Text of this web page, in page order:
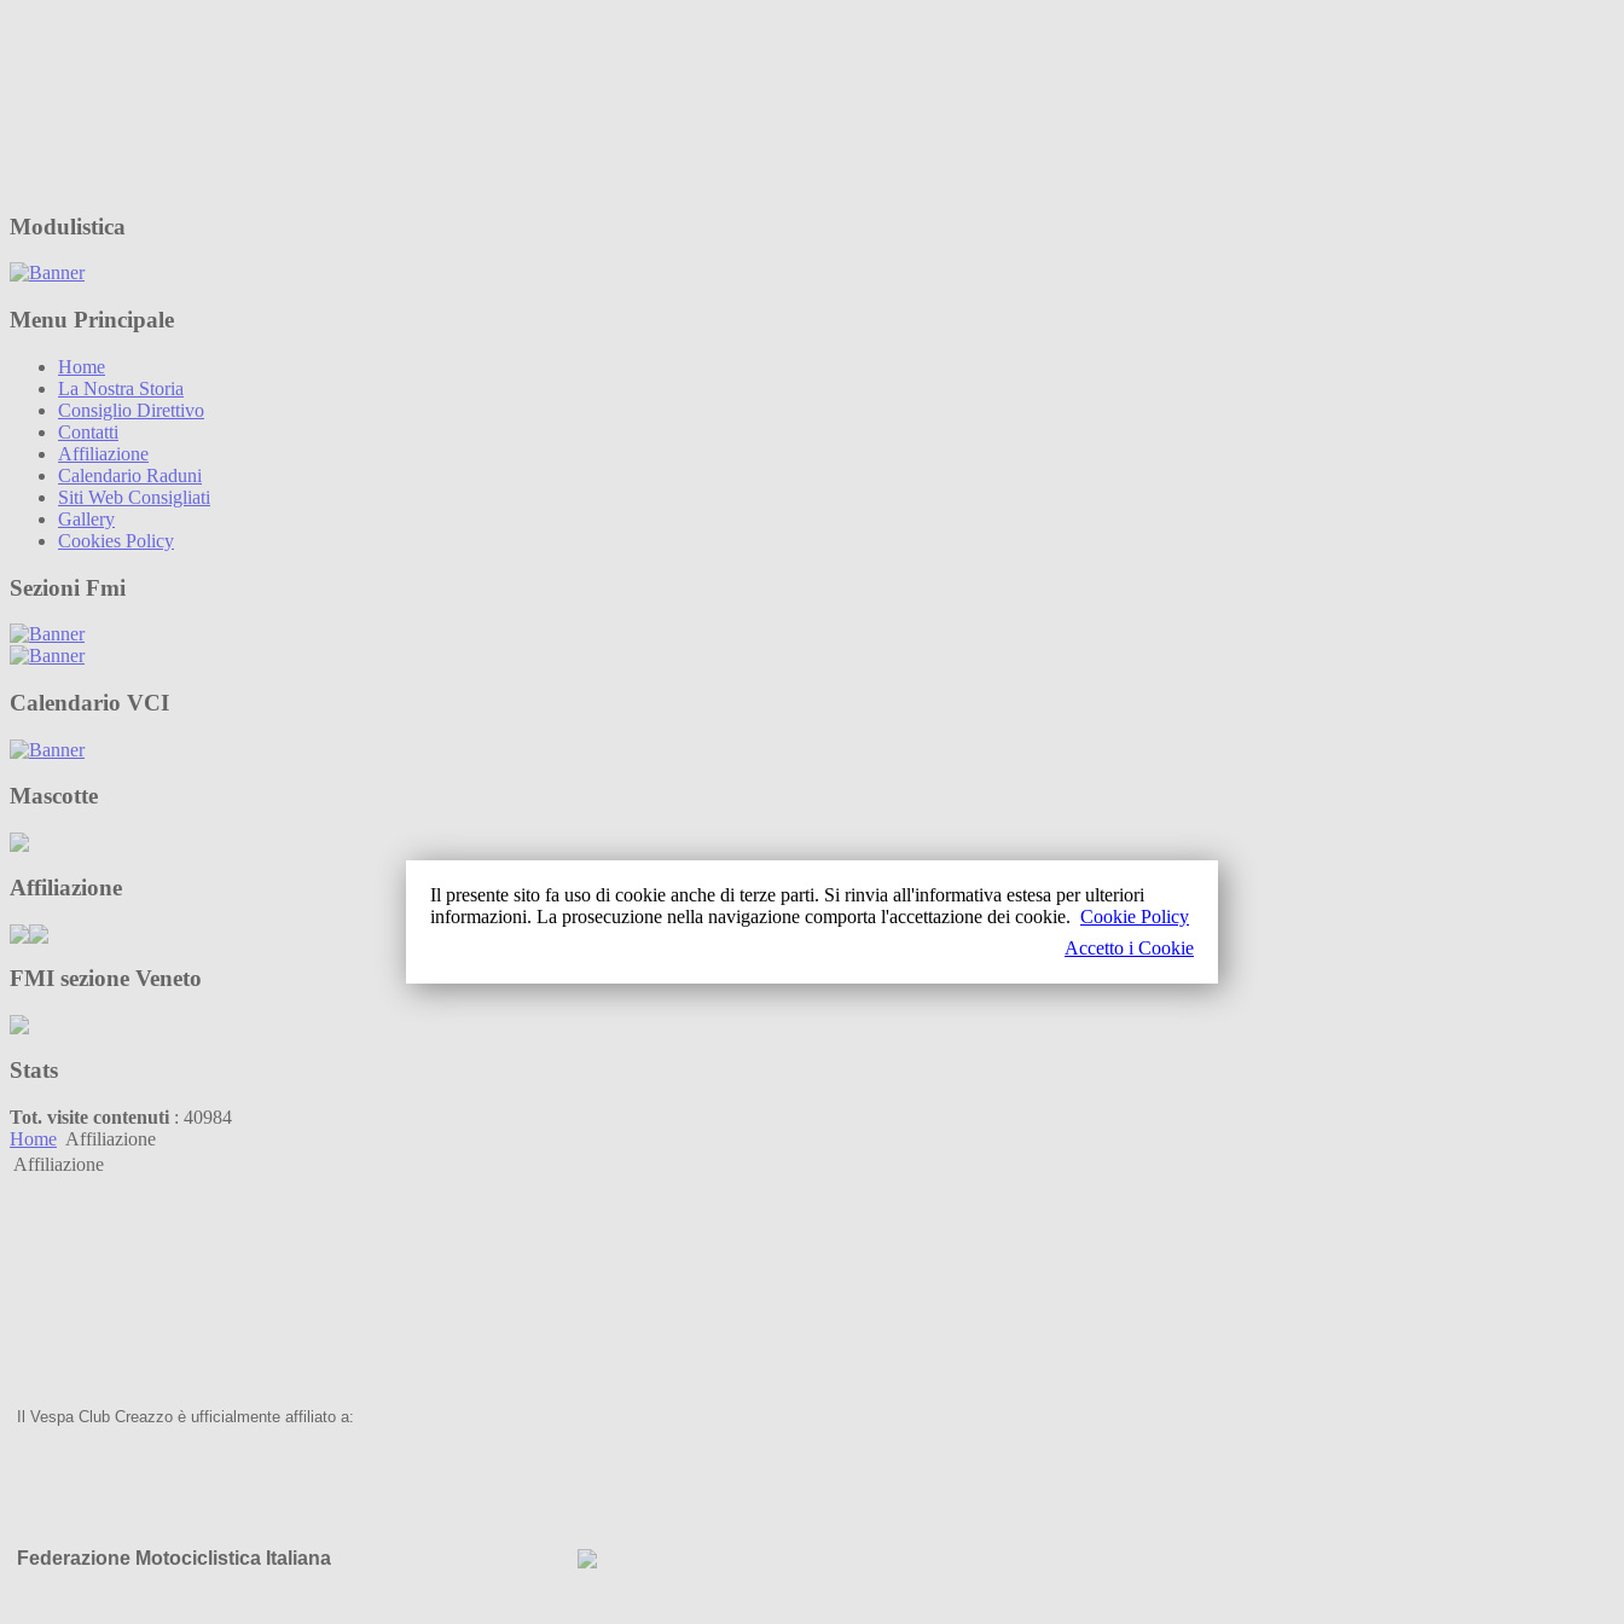
Modulistica
Menu Principale
Home
La Nostra Storia
Consiglio Direttivo
Contatti
Affiliazione
Calendario Raduni
Siti Web Consigliati
Gallery
Cookies Policy
Sezioni Fmi
Calendario VCI
Mascotte
Affiliazione
FMI sezione Veneto
Stats
Tot. visite contenuti : 40984
Home Affiliazione
Affiliazione
Il Vespa Club Creazzo è ufficialmente affiliato a:
Federazione Motociclistica Italiana
Il presente sito fa uso di cookie anche di terze parti. Si rinvia all'informativa estesa per ulteriori
informazioni. La prosecuzione nella navigazione comporta l'accettazione dei cookie. Cookie Policy
Accetto i Cookie